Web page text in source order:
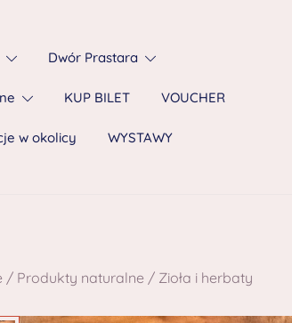
Dwór Prastara
KUP BILET VOUCHER
w okolicy WYSTAWY
/ Produkty naturalne / Zioła i herbaty